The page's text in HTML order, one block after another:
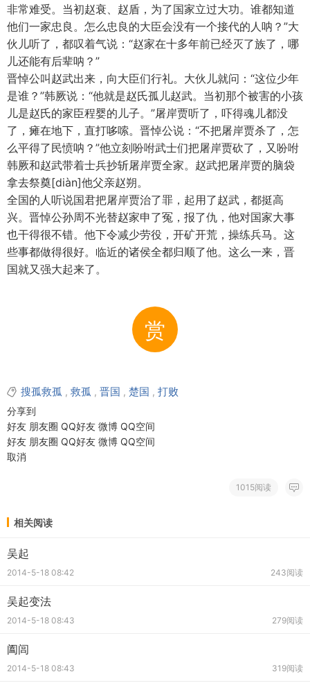
非常难受。当初赵衰、赵盾，为了国家立过大功。谁都知道
他们一家忠良。怎么忠良的大臣会没有一个接代的人呐？”大
伙儿听了，都叹着气说：“赵家在十多年前已经灭了族了，哪
儿还能有后辈呐？”
晋悼公叫赵武出来，向大臣们行礼。大伙儿就问：“这位少年
是谁？”韩厥说：“他就是赵氏孤儿赵武。当初那个被害的小孩
儿是赵氏的家臣程婴的儿子。”屠岸贾听了，吓得魂儿都没
了，瘫在地下，直打哆嗦。晋悼公说：“不把屠岸贾杀了，怎
么平得了民愤呐？”他立刻吩咐武士们把屠岸贾砍了，又吩咐
韩厥和赵武带着士兵抄斩屠岸贾全家。赵武把屠岸贾的脑袋
拿去祭奠[diàn]他父亲赵朔。
全国的人听说国君把屠岸贾治了罪，起用了赵武，都挺高
兴。晋悼公孙周不光替赵家申了冤，报了仇，他对国家大事
也干得很不错。他下令减少劳役，开矿开荒，操练兵马。这
些事都做得很好。临近的诸侯全都归顺了他。这么一来，晋
国就又强大起来了。
赏
搜孤救孤 , 救孤 , 晋国 , 楚国 , 打败
分享到
好友 朋友圈 QQ好友 微博 QQ空间
好友 朋友圈 QQ好友 微博 QQ空间
取消
1015阅读
相关阅读
吴起
2014-5-18 08:42 243阅读
吴起变法
2014-5-18 08:43 279阅读
阖闾
2014-5-18 08:43 319阅读